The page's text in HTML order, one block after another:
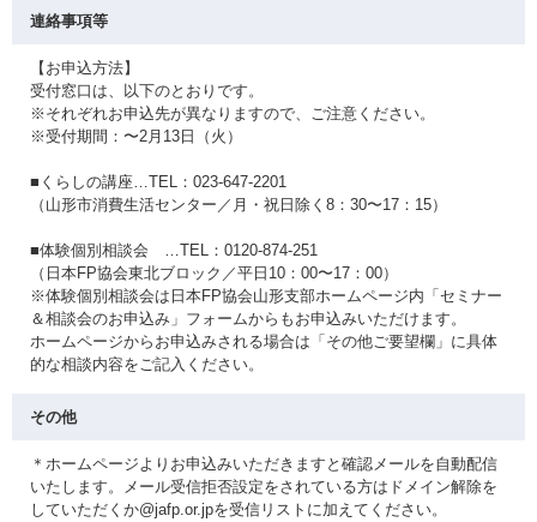
連絡事項等
【お申込方法】
受付窓口は、以下のとおりです。
※それぞれお申込先が異なりますので、ご注意ください。
※受付期間：〜2月13日（火）
■くらしの講座…TEL：023-647-2201
（山形市消費生活センター／月・祝日除く8：30〜17：15）
■体験個別相談会 …TEL：0120-874-251
（日本FP協会東北ブロック／平日10：00〜17：00）
※体験個別相談会は日本FP協会山形支部ホームページ内「セミナー
＆相談会のお申込み」フォームからもお申込みいただけます。
ホームページからお申込みされる場合は「その他ご要望欄」に具体
的な相談内容をご記入ください。
その他
＊ホームページよりお申込みいただきますと確認メールを自動配信
いたします。メール受信拒否設定をされている方はドメイン解除を
していただくか@jafp.or.jpを受信リストに加えてください。